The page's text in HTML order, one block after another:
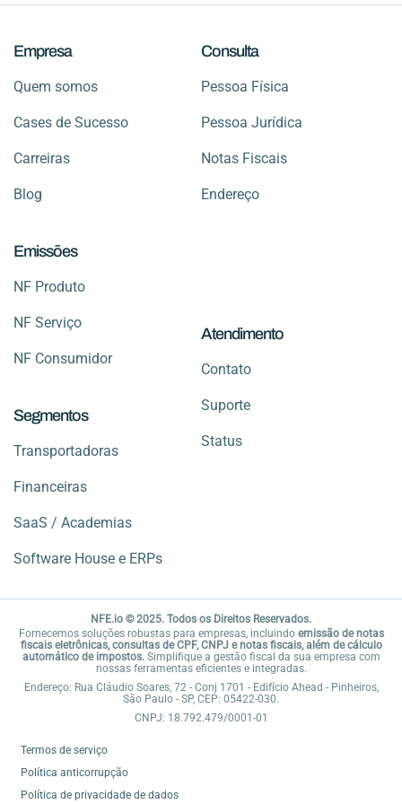
Empresa
Quem somos
Cases de Sucesso
Carreiras
Blog
Consulta
Pessoa Física
Pessoa Jurídica
Notas Fiscais
Endereço
Emissões
NF Produto
NF Serviço
NF Consumidor
Atendimento
Contato
Suporte
Status
Segmentos
Transportadoras
Financeiras
SaaS / Academias
Software House e ERPs
NFE.io © 2025. Todos os Direitos Reservados.
Fornecemos soluções robustas para empresas, incluindo emissão de notas
fiscais eletrônicas, consultas de CPF, CNPJ e notas fiscais, além de cálculo
automático de impostos.Simplifique a gestão fiscal da sua empresa com
nossas ferramentas eficientes e integradas.
Endereço: Rua Cláudio Soares, 72 - Conj 1701 - Edifício Ahead - Pinheiros,
São Paulo - SP, CEP: 05422-030.
CNPJ: 18.792.479/0001-01
Termos de serviço
Política anticorrupção
Política de privacidade de dados